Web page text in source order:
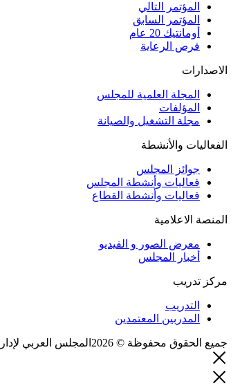
المؤتمر التالي
المؤتمر السابق
أومانتيك 20 عام
فرص الرعاية
الاصدارات
المجلة العلمية للمجلس
المؤلفات
مجلة التشغيل والصيانة
الفعاليات والأنشطة
جوائز المجلس
فعاليات وأنشطة المجلس
فعاليات وأنشطة القطاع
المنصة الاعلامية
معرض الصور و الفيديو
أخبار المجلس
مركز تدريب
التدريب
المدربين المعتمدين
جميع الحقوق محفوظة © 2026المجلس العربي لإدارة الأصول والمرافق والصيانة